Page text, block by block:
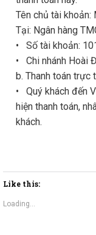
Tên chủ tài khoản:
Tại: Ngân hàng
• Số tài khoản:
• Chi nhánh Hoài
b. Thanh toán trực
• Quý khách đến
hiện thanh toán,
khách.
Like this:
Loading...